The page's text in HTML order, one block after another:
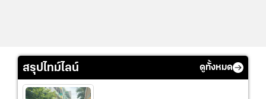
สรุปไทม์ไลน์ ดูทั้งหมด